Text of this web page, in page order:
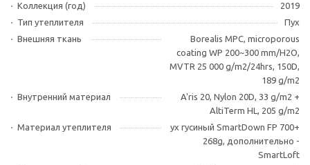
Коллекция (год)
2019
Тип утеплителя
Пух
Внешняя ткань
Borealis MPC, microporous
coating WP 200~300 mm/H2O,
MVTR 25 000 g/m2/24hrs, 150D,
189 g/m2
Внутренний материал
A'ris 20, Nylon 20D, 33 g/m2 +
AltiTerm HL, 205 g/m2
Материал утеплителя
ух гусиный SmartDown FP 700+
268g, дополнительно -
SmartLoft